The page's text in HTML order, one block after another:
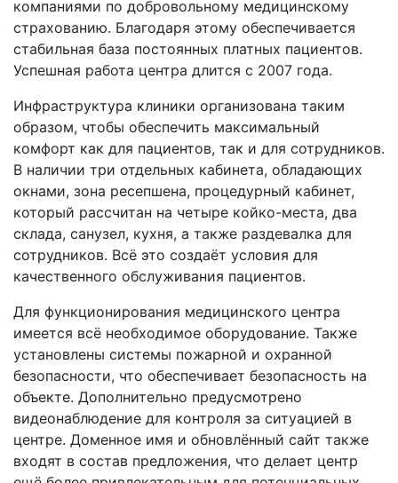
компаниями по добровольному медицинскому
страхованию. Благодаря этому обеспечивается
стабильная база постоянных платных пациентов.
Успешная работа центра длится с 2007 года.
Инфраструктура клиники организована таким
образом, чтобы обеспечить максимальный
комфорт как для пациентов, так и для сотрудников.
В наличии три отдельных кабинета, обладающих
окнами, зона ресепшена, процедурный кабинет,
который рассчитан на четыре койко-места, два
склада, санузел, кухня, а также раздевалка для
сотрудников. Всё это создаёт условия для
качественного обслуживания пациентов.
Для функционирования медицинского центра
имеется всё необходимое оборудование. Также
установлены системы пожарной и охранной
безопасности, что обеспечивает безопасность на
объекте. Дополнительно предусмотрено
видеонаблюдение для контроля за ситуацией в
центре. Доменное имя и обновлённый сайт также
входят в состав предложения, что делает центр